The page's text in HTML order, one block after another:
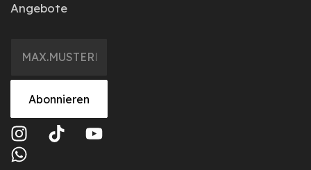
Angebote
Abonnieren